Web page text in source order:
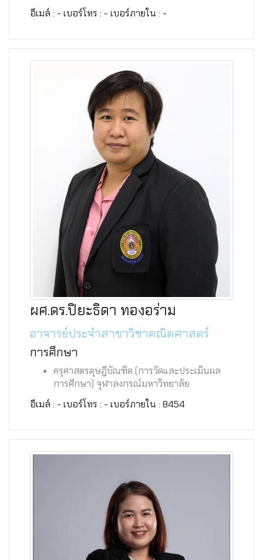
อีเมล์ : - เบอร์โทร : - เบอร์ภายใน : -
ผศ.ดร.ปิยะธิดา ทองอร่าม
อาจารย์ประจำสาขาวิชาคณิตศาสตร์
การศึกษา
ครุศาสตรดุษฎีบัณฑิต (การวัดและประเมินผล
การศึกษา) จุฬาลงกรณ์มหาวิทยาลัย
อีเมล์ : - เบอร์โทร : - เบอร์ภายใน : 8454